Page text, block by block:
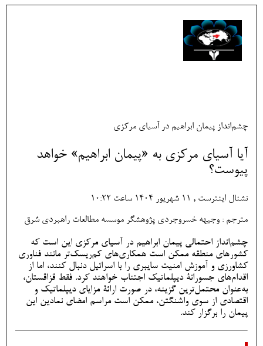
چشم‌انداز پیمان ابراهیم در آسیای مرکزی
​آیا آسیای مرکزی به «پیمان ابراهیم» خواهد
پیوست؟
نشنال اینترست , 11 شهريور 1404 ساعت 10:22
مترجم : وجیهه خسروجردی پژوهشگر موسسه مطالعات راهبردی شرق
چشم‌انداز احتمالی پیمان ابراهیم در آسیای مرکزی این است که
کشورهای منطقه ممکن است همکاری‌های کم‌ریسک‌تر مانند فناوری
کشاورزی و آموزش امنیت سایبری را با اسرائیل دنبال کنند، اما از
اقدام‌های جسورانۀ دیپلماتیک اجتناب خواهند کرد. فقط قزاقستان،
به‌عنوان محتمل‌ترین گزینه، در صورت ارائۀ مزایای دیپلماتیک و
اقتصادی از سوی واشنگتن، ممکن است مراسم امضای نمادین این
پیمان را برگزار کند.